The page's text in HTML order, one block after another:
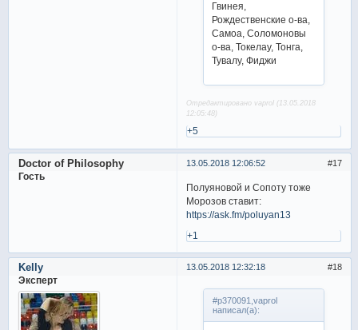
Гвинея,
Рождественские о-ва,
Самoа, Соломоновы
о-ва, Токелау, Тонга,
Тувалу, Фиджи
Отредактировано vaprol (13.05.2018
12:05:48)
+5
17
13.05.2018 12:06:52
Doctor of Philosophy
Гость
Полуяновой и Сопоту тоже
Морозов ставит:
https://ask.fm/poluyan13
+1
18
13.05.2018 12:32:18
Kelly
Эксперт
#p370091,vaprol
написал(а):